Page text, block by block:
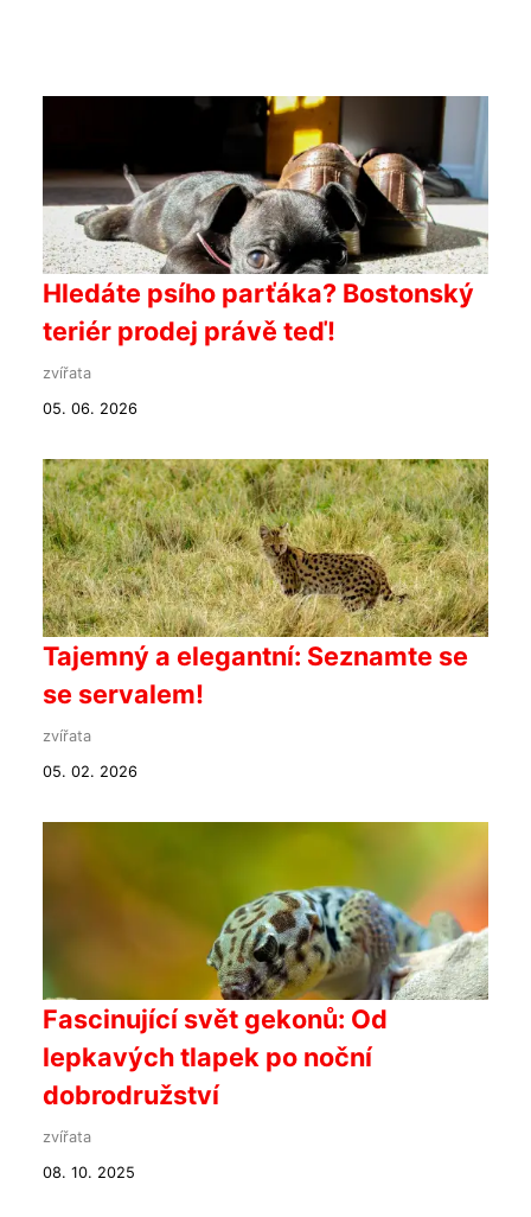
Hledáte psího parťáka? Bostonský
teriér prodej právě teď!
zvířata
05. 06. 2026
Tajemný a elegantní: Seznamte se
se servalem!
zvířata
05. 02. 2026
Fascinující svět gekonů: Od
lepkavých tlapek po noční
dobrodružství
zvířata
08. 10. 2025